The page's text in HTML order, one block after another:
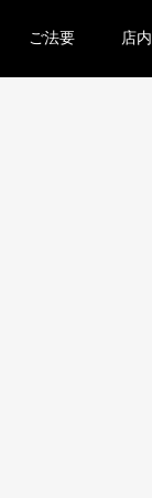
ご法要 店内